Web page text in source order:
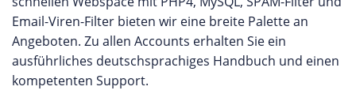
Email-Viren-Filter bieten wir eine breite Palette an
Angeboten. Zu allen Accounts erhalten Sie ein
ausführliches deutschsprachiges Handbuch und einen
kompetenten Support.